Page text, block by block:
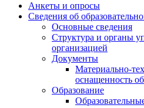
Анкеты и опросы
Сведения об
Основные сведения
Структура и органы
организацией
Документы
Материально-
оснащенность
Образование